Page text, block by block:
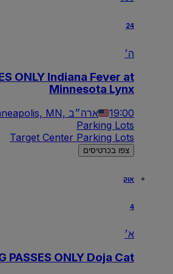
24
ה׳
ONLY Indiana Fever at
Minnesota Lynx
19:00 Minneapolis, MN, ארה״ב
Parking Lots
Target Center Parking Lots
צפו בכרטיסים
אוק
4
א׳
PASSES ONLY Doja Cat